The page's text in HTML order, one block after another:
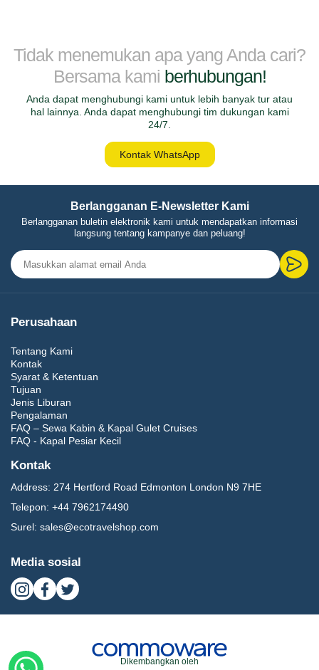
Tidak menemukan apa yang Anda cari?
Bersama kami berhubungan!
Anda dapat menghubungi kami untuk lebih banyak tur atau
hal lainnya. Anda dapat menghubungi tim dukungan kami
24/7.
Kontak WhatsApp
Berlangganan E-Newsletter Kami
Berlangganan buletin elektronik kami untuk mendapatkan informasi
langsung tentang kampanye dan peluang!
Perusahaan
Tentang Kami
Kontak
Syarat & Ketentuan
Tujuan
Jenis Liburan
Pengalaman
FAQ – Sewa Kabin & Kapal Gulet Cruises
FAQ - Kapal Pesiar Kecil
Kontak
Address: 274 Hertford Road Edmonton London N9 7HE
Telepon: +44 7962174490
Surel: sales@ecotravelshop.com
Media sosial
Dikembangkan oleh